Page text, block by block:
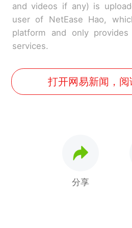
and videos if any) is
user of NetEase Hao,
platform and only
services.
打开网易新闻，
分享